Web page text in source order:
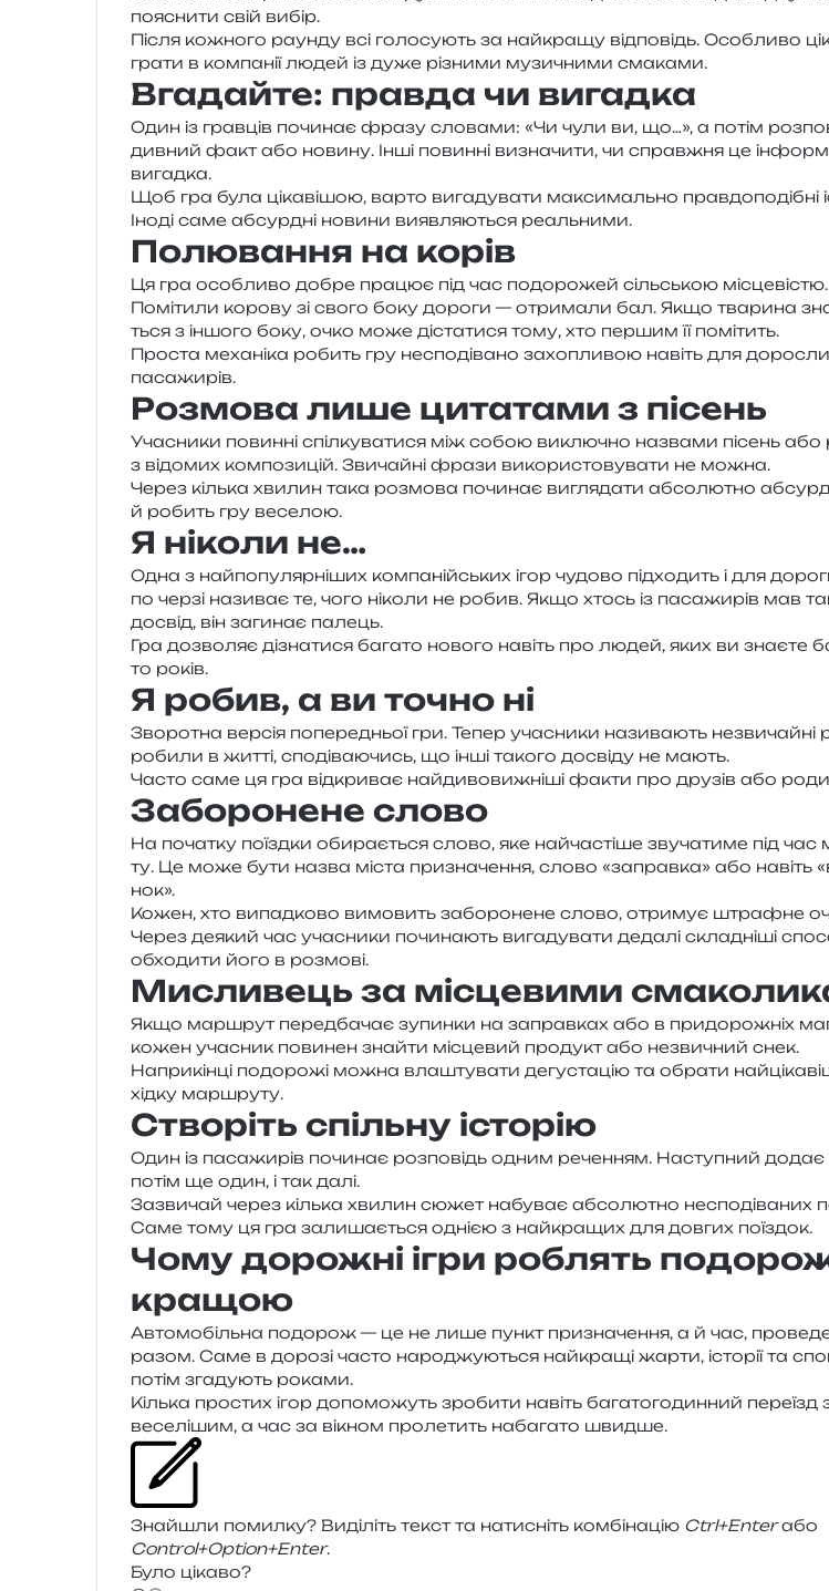
поясни­ти свій вибір.
Після кожно­го раун­ду всі голо­су­ють за най­кра­щу від­по­відь. Особливо
грати в ком­па­нії людей із дуже різни­ми музи­чни­ми смаками.
Вгадайте: правда чи вигадка
Один із грав­ців почи­нає фразу сло­ва­ми: «Чи чули ви, що…», а потім
див­ний факт або нови­ну. Інші повин­ні визна­чи­ти, чи справ­жня це
вигадка.
Щоб гра була ціка­ві­шою, варто вига­ду­ва­ти макси­маль­но прав­до­по­ді­бні
Іноді саме абсур­дні нови­ни вияв­ля­ю­ться реальними.
Полювання на корів
Ця гра осо­бли­во добре пра­цює під час подо­ро­жей сіль­ською місце­ві­стю.
Помітили коро­ву зі свого боку доро­ги — отри­ма­ли бал. Якщо тва­ри­на
ться з іншо­го боку, очко може діста­ти­ся тому, хто пер­шим її помітить.
Проста меха­ні­ка робить гру неспо­ді­ва­но захо­пли­вою навіть для
пасажирів.
Розмова лише цитатами з пісень
Учасники повин­ні спіл­ку­ва­ти­ся між собою виклю­чно назва­ми пісень
з відо­мих ком­по­зи­цій. Звичайні фрази вико­ри­сто­ву­ва­ти не можна.
Через кіль­ка хви­лин така роз­мо­ва почи­нає вигля­да­ти абсо­лю­тно
й робить гру веселою.
Я ніколи не…
Одна з най­по­пу­ляр­ні­ших ком­па­ній­ських ігор чудо­во під­хо­дить і для
по черзі нази­ває те, чого ніко­ли не робив. Якщо хтось із паса­жи­рів мав
досвід, він заги­нає палець.
Гра дозво­ляє дізна­ти­ся бага­то ново­го навіть про людей, яких ви зна­є­те
то років.
Я робив, а ви точно ні
Зворотна вер­сія попе­ре­дньої гри. Тепер уча­сни­ки нази­ва­ють незви­чай­ні
роби­ли в житті, спо­ді­ва­ю­чись, що інші тако­го досві­ду не мають.
Часто саме ця гра від­кри­ває най­ди­во­ви­жні­ші факти про дру­зів або
Заборонене слово
На поча­тку поїзд­ки оби­ра­є­ться слово, яке най­ча­сті­ше зву­ча­ти­ме під
ту. Це може бути назва міста при­зна­че­н­ня, слово «заправ­ка» або навіть
нок».
Кожен, хто випад­ко­во вимо­вить забо­ро­не­не слово, отри­мує штра­фне
Через деякий час уча­сни­ки почи­на­ють вига­ду­ва­ти деда­лі скла­дні­ші
обхо­ди­ти його в розмові.
Мисливець за місцевими
Якщо мар­шрут перед­ба­чає зупин­ки на заправ­ках або в при­до­ро­жніх
кожен уча­сник пови­нен зна­йти місце­вий про­дукт або незви­чний снек.
Наприкінці подо­ро­жі можна вла­шту­ва­ти дегу­ста­цію та обра­ти
хід­ку маршруту.
Створіть спільну історію
Один із паса­жи­рів почи­нає роз­по­відь одним рече­н­ням. Наступний додає
потім ще один, і так далі.
Зазвичай через кіль­ка хви­лин сюжет набу­ває абсо­лю­тно неспо­ді­ва­них
Саме тому ця гра зали­ша­є­ться одні­єю з най­кра­щих для дов­гих поїздок.
Чому дорожні ігри роблять
кращою
Автомобільна подо­рож — це не лише пункт при­зна­че­н­ня, а й час,
разом. Саме в доро­зі часто наро­джу­ю­ться най­кра­щі жарти, істо­рії та
потім зга­ду­ють роками.
Кілька про­стих ігор допо­мо­жуть зро­би­ти навіть бага­то­го­дин­ний пере­їзд
весе­лі­шим, а час за вікном про­ле­тить наба­га­то швидше.
Знайшли помил­ку? Виділіть текст та нати­сніть ком­бі­на­цію Ctrl+Enterабо
Control+Option+Enter.
Було цікаво?